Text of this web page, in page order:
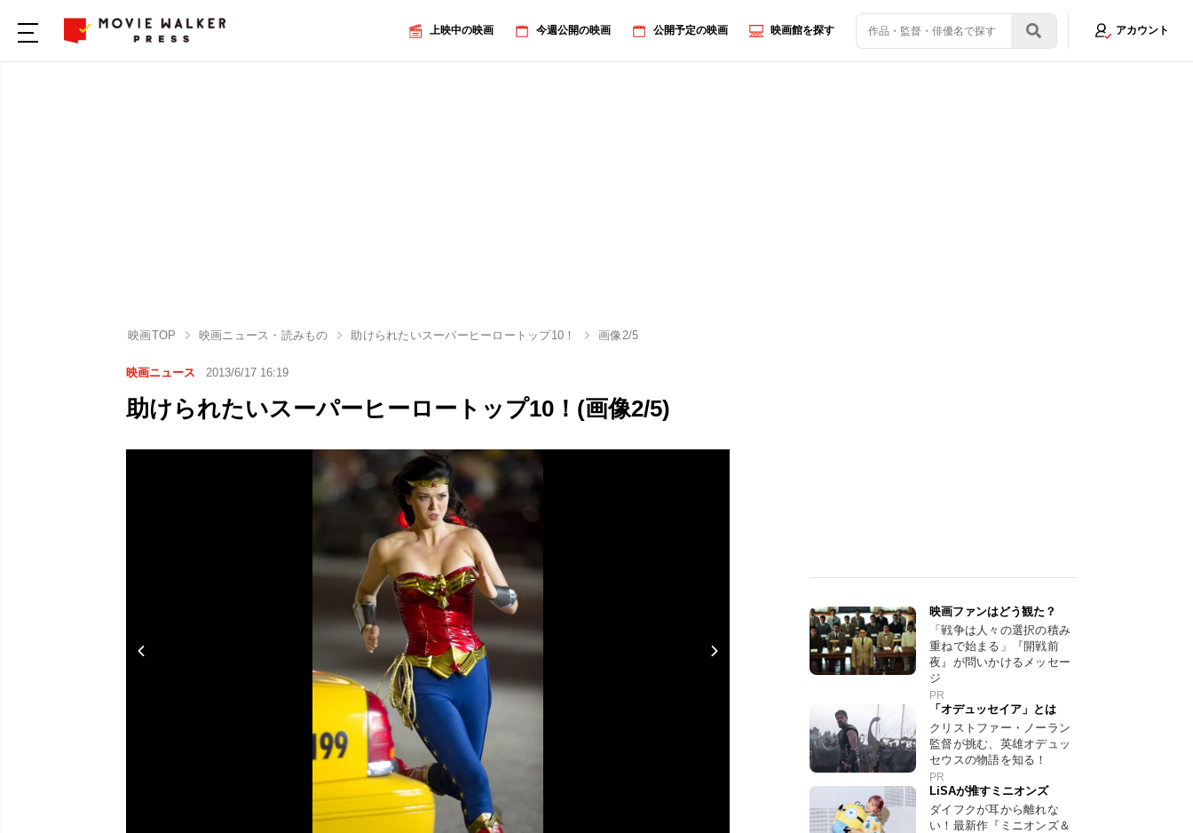
上映中の映画 今週公開の映画 公開予定の映画 映画館を探す アカウント
映画TOP 映画ニュース・読みもの 助けられたいスーパーヒーロートップ10！ 画像2/5
映画ニュース 2013/6/17 16:19
助けられたいスーパーヒーロートップ10！(画像2/5)
映画ファンはどう観た？
「戦争は人々の選択の積み
重ねで始まる」『開戦前
夜』が問いかけるメッセー
ジ
PR
「オデュッセイア」とは
クリストファー・ノーラン
監督が挑む、英雄オデュッ
セウスの物語を知る！
PR
LiSAが推すミニオンズ
ダイフクが耳から離れな
い！最新作『ミニオンズ＆